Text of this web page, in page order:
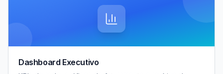
Dashboard Executivo